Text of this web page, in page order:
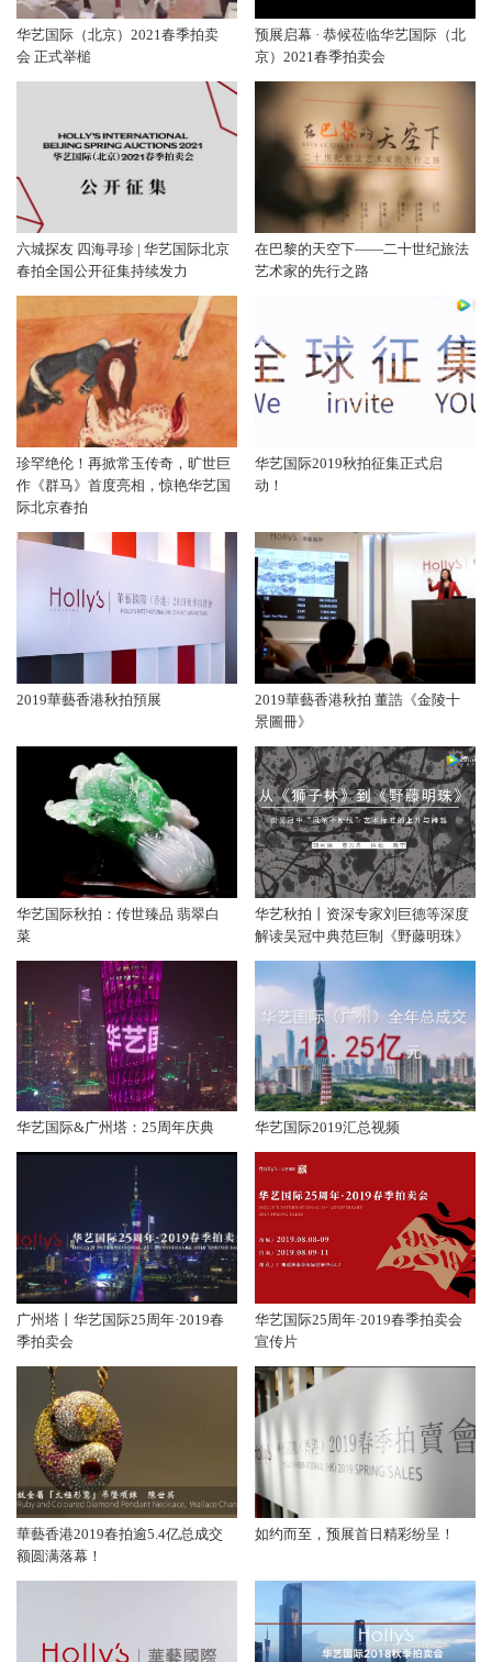
华艺国际（北京）2021春季拍卖
会 正式举槌
预展启幕 · 恭候莅临华艺国际（北
京）2021春季拍卖会
六城探友 四海寻珍 | 华艺国际北京
春拍全国公开征集持续发力
在巴黎的天空下——二十世纪旅法
艺术家的先行之路
珍罕绝伦！再掀常玉传奇，旷世巨
作《群马》首度亮相，惊艳华艺国
际北京春拍
华艺国际2019秋拍征集正式启
动！
2019華藝香港秋拍預展
2019華藝香港秋拍 董誥《金陵十
景圖冊》
华艺国际秋拍：传世臻品 翡翠白
菜
华艺秋拍丨资深专家刘巨德等深度
解读吴冠中典范巨制《野藤明珠》
华艺国际&广州塔：25周年庆典 华艺国际2019汇总视频
广州塔丨华艺国际25周年·2019春
季拍卖会
华艺国际25周年·2019春季拍卖会
宣传片
華藝香港2019春拍逾5.4亿总成交
额圆满落幕！
如约而至，预展首日精彩纷呈！